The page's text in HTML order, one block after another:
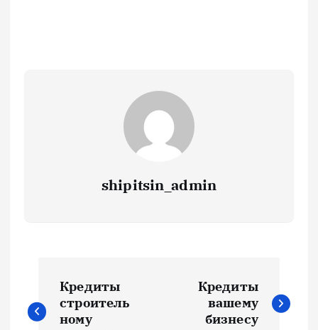
shipitsin_admin
а
Кредиты
строитель
ному
Кредиты
вашему
бизнесу